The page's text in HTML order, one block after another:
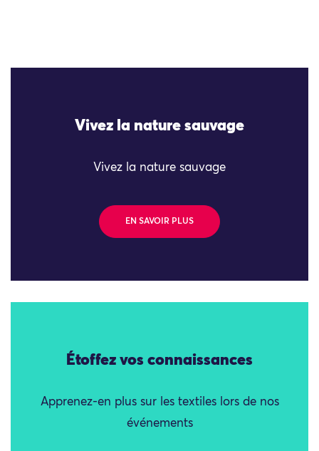
Vivez la nature sauvage
Vivez la nature sauvage
EN SAVOIR PLUS
Étoffez vos connaissances
Apprenez-en plus sur les textiles lors de nos
événements